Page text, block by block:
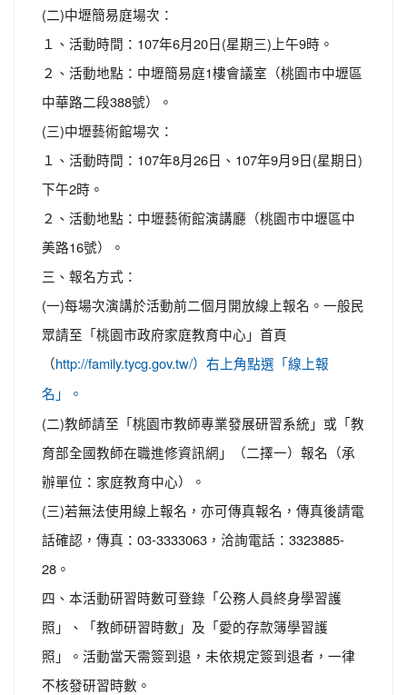
(二)中壢簡易庭場次：
１、活動時間：107年6月20日(星期三)上午9時。
２、活動地點：中壢簡易庭1樓會議室（桃園市中壢區
中華路二段388號）。
(三)中壢藝術館場次：
１、活動時間：107年8月26日、107年9月9日(星期日)
下午2時。
２、活動地點：中壢藝術館演講廳（桃園市中壢區中
美路16號）。
三、報名方式：
(一)每場次演講於活動前二個月開放線上報名。一般民
眾請至「桃園市政府家庭教育中心」首頁
（ http://family.tycg.gov.tw/）右上角點選「線上報
名」。
(二)教師請至「桃園市教師專業發展研習系統」或「教
育部全國教師在職進修資訊網」（二擇一）報名（承
辦單位：家庭教育中心）。
(三)若無法使用線上報名，亦可傳真報名，傳真後請電
話確認，傳真：03-3333063，洽詢電話：3323885-
28。
四、本活動研習時數可登錄「公務人員終身學習護
照」、「教師研習時數」及「愛的存款簿學習護
照」。活動當天需簽到退，未依規定簽到退者，一律
不核發研習時數。